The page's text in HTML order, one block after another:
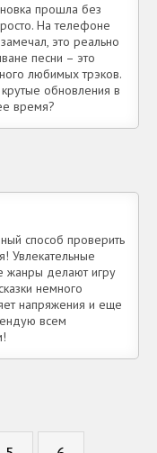
прошла без
На телефоне
это реально
песни – это
любимых трэков.
обновления в
время?
способ проверить
Увлекательные
жанры делают игру
немного
напряжения и еще
всем